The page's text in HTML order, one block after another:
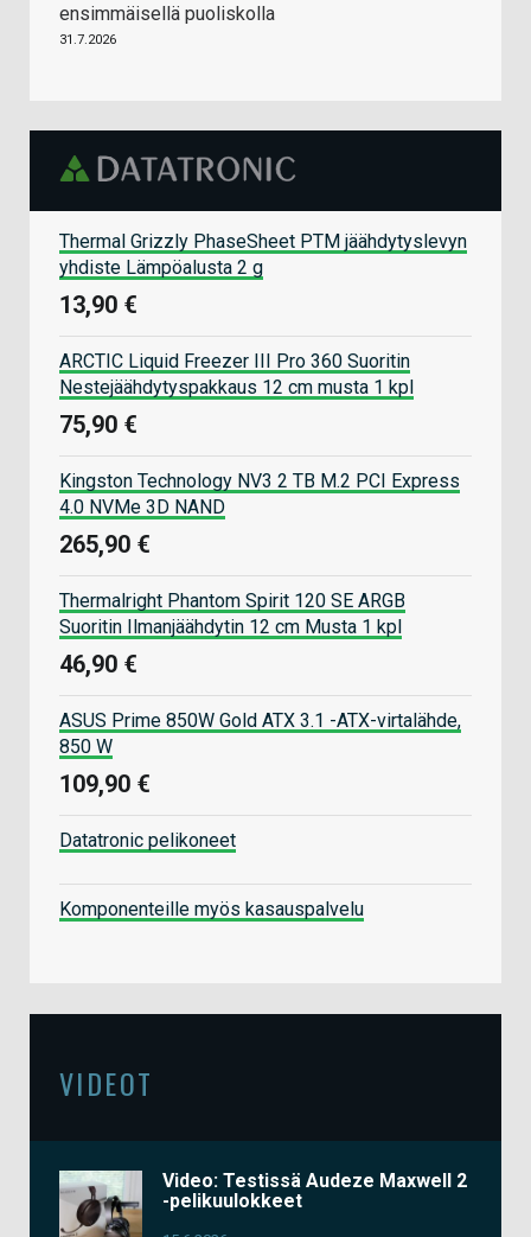
ensimmäisellä puoliskolla
31.7.2026
Thermal Grizzly PhaseSheet PTM jäähdytyslevyn
yhdiste Lämpöalusta 2 g
13,90 €
ARCTIC Liquid Freezer III Pro 360 Suoritin
Nestejäähdytyspakkaus 12 cm musta 1 kpl
75,90 €
Kingston Technology NV3 2 TB M.2 PCI Express
4.0 NVMe 3D NAND
265,90 €
Thermalright Phantom Spirit 120 SE ARGB
Suoritin Ilmanjäähdytin 12 cm Musta 1 kpl
46,90 €
ASUS Prime 850W Gold ATX 3.1 -ATX-virtalähde,
850 W
109,90 €
Datatronic pelikoneet
Komponenteille myös kasauspalvelu
VIDEOT
Video: Testissä Audeze Maxwell 2
-pelikuulokkeet